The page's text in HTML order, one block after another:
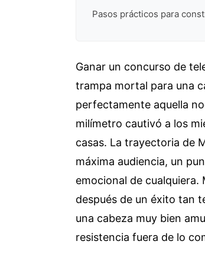
Pasos prácticos para
Ganar un concurso de
trampa mortal para una
perfectamente aquella
milímetro cautivó a los
casas. La trayectoria de
máxima audiencia, un
emocional de
después de un éxito tan
una cabeza muy bien
resistencia fuera de lo